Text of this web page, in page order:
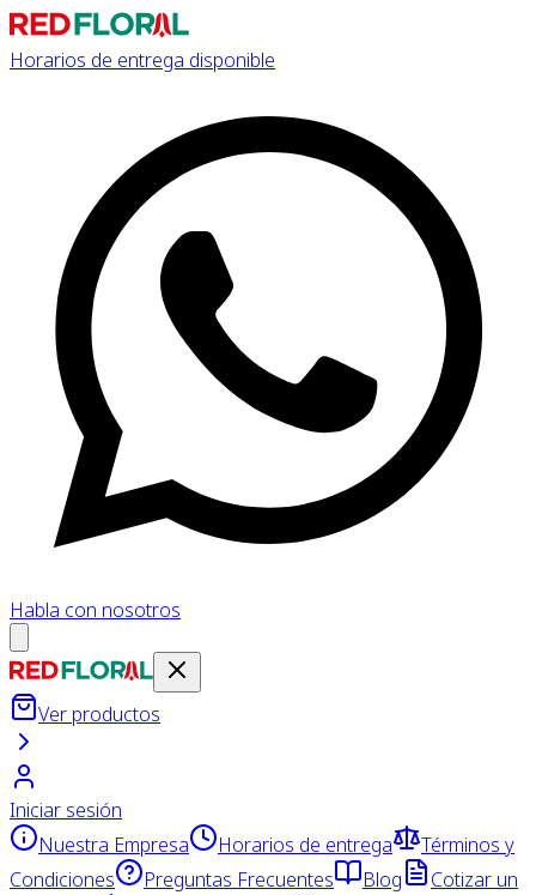
Horarios de entrega disponible
Habla con nosotros
Ver productos
Iniciar sesión
Nuestra Empresa
Horarios de entrega
Términos y
Condiciones
Preguntas Frecuentes Blog
Cotizar un